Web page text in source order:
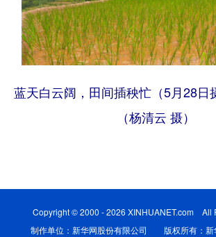
蓝天白云阔，田间插秧忙（5月28日
（杨清云 摄）
Copyright © 2000 - 2026 XINHUANET.com All
制作单位：新华网股份有限公司 版权所有：新